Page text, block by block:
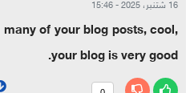
16 شتنبر، 2025 -
15:46
of your blog posts, cool,
your blog is very good.